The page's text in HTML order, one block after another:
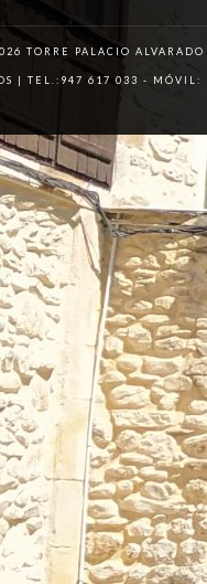
TORRE PALACIO ALVARADO
| TEL.:947 617 033 - MÓVIL: